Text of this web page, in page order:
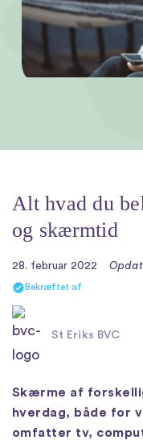
Alt hvad du
og skærmtid
28. februar 2022
Bekræftet af
St Eriks BVC
Skærme af
hverdag, både for
omfatter tv,